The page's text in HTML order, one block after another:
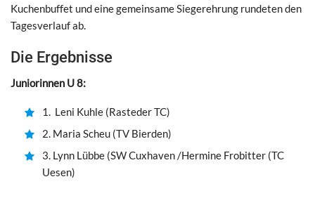
Kuchenbuffet und eine gemeinsame Siegerehrung rundeten den
Tagesverlauf ab.
Die Ergebnisse
Juniorinnen U 8:
1. Leni Kuhle (Rasteder TC)
2. Maria Scheu (TV Bierden)
3. Lynn Lübbe (SW Cuxhaven /Hermine Frobitter (TC
Uesen)